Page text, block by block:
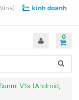
kinh doanh
0
V1s (Android,